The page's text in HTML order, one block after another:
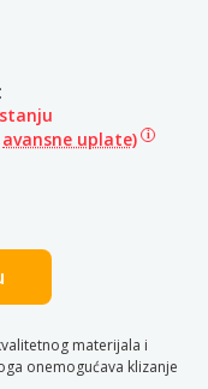
avansne uplate)
materijala i
onemogućava klizanje